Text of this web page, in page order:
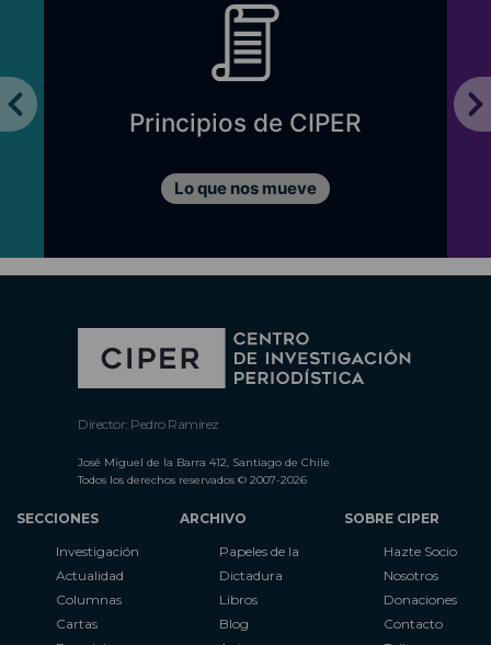
Principios de CIPER
Lo que nos mueve
Director: Pedro Ramírez
José Miguel de la Barra 412, Santiago de Chile
Todos los derechos reservados © 2007-2026
SECCIONES
Investigación
Actualidad
Columnas
Cartas
ARCHIVO
Papeles de la
Dictadura
Libros
Blog
SOBRE CIPER
Hazte Socio
Nosotros
Donaciones
Contacto